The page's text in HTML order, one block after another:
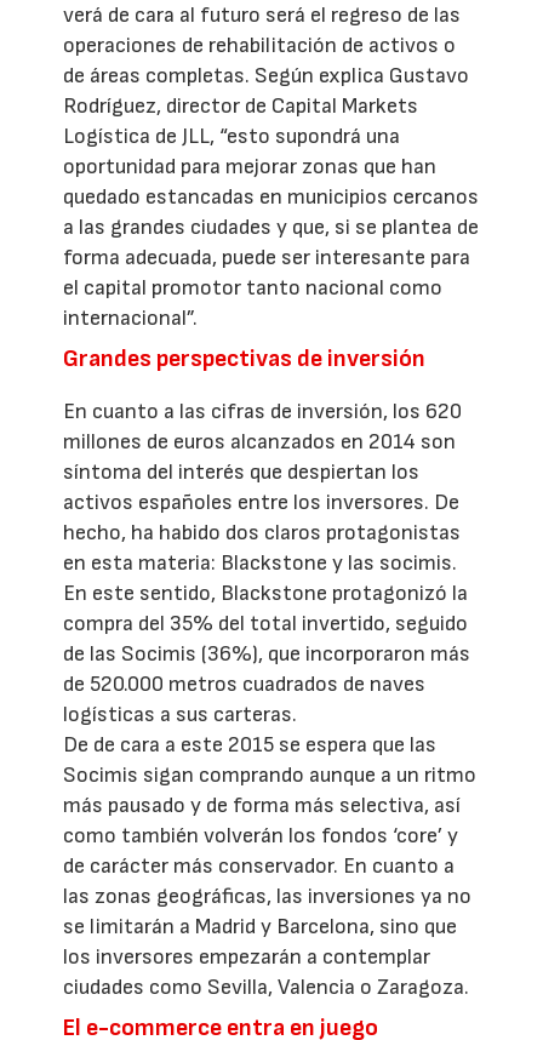
verá de cara al futuro será el regreso de las
operaciones de rehabilitación de activos o
de áreas completas. Según explica Gustavo
Rodríguez, director de Capital Markets
Logística de JLL, “esto supondrá una
oportunidad para mejorar zonas que han
quedado estancadas en municipios cercanos
a las grandes ciudades y que, si se plantea de
forma adecuada, puede ser interesante para
el capital promotor tanto nacional como
internacional”.
Grandes perspectivas de inversión
En cuanto a las cifras de inversión, los 620
millones de euros alcanzados en 2014 son
síntoma del interés que despiertan los
activos españoles entre los inversores. De
hecho, ha habido dos claros protagonistas
en esta materia: Blackstone y las socimis.
En este sentido, Blackstone protagonizó la
compra del 35% del total invertido, seguido
de las Socimis (36%), que incorporaron más
de 520.000 metros cuadrados de naves
logísticas a sus carteras.
De de cara a este 2015 se espera que las
Socimis sigan comprando aunque a un ritmo
más pausado y de forma más selectiva, así
como también volverán los fondos ‘core’ y
de carácter más conservador. En cuanto a
las zonas geográficas, las inversiones ya no
se limitarán a Madrid y Barcelona, sino que
los inversores empezarán a contemplar
ciudades como Sevilla, Valencia o Zaragoza.
El e-commerce entra en juego